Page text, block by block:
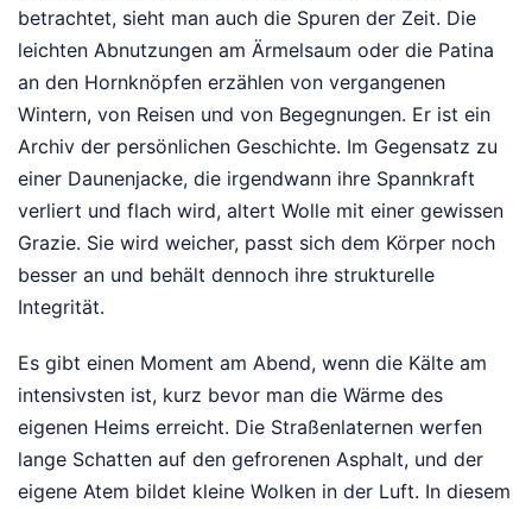
betrachtet, sieht man auch die Spuren der Zeit. Die
leichten Abnutzungen am Ärmelsaum oder die Patina
an den Hornknöpfen erzählen von vergangenen
Wintern, von Reisen und von Begegnungen. Er ist ein
Archiv der persönlichen Geschichte. Im Gegensatz zu
einer Daunenjacke, die irgendwann ihre Spannkraft
verliert und flach wird, altert Wolle mit einer gewissen
Grazie. Sie wird weicher, passt sich dem Körper noch
besser an und behält dennoch ihre strukturelle
Integrität.
Es gibt einen Moment am Abend, wenn die Kälte am
intensivsten ist, kurz bevor man die Wärme des
eigenen Heims erreicht. Die Straßenlaternen werfen
lange Schatten auf den gefrorenen Asphalt, und der
eigene Atem bildet kleine Wolken in der Luft. In diesem